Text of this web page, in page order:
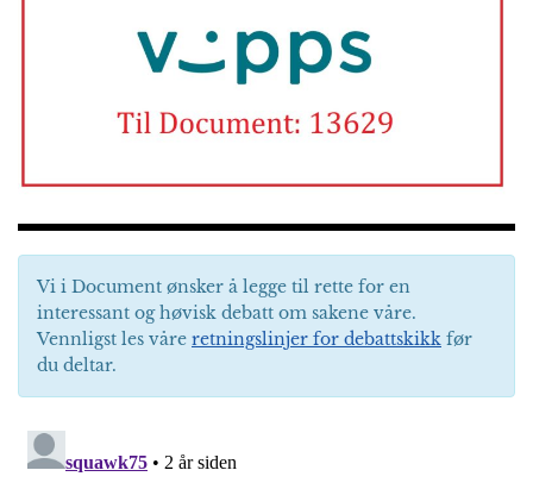
Vi i Document ønsker å legge til rette for en
interessant og høvisk debatt om sakene våre.
Vennligst les våre retningslinjer for debattskikk før
du deltar.